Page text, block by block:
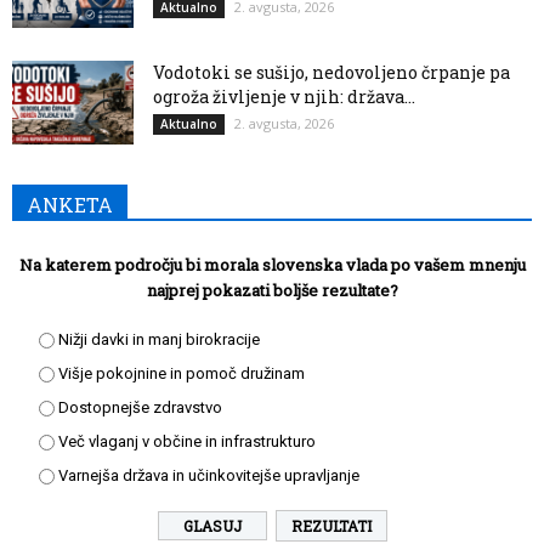
Aktualno 2. avgusta, 2026
Vodotoki se sušijo, nedovoljeno črpanje pa
ogroža življenje v njih: država...
Aktualno 2. avgusta, 2026
ANKETA
Na katerem področju bi morala slovenska vlada po vašem mnenju
najprej pokazati boljše rezultate?
Nižji davki in manj birokracije
Višje pokojnine in pomoč družinam
Dostopnejše zdravstvo
Več vlaganj v občine in infrastrukturo
Varnejša država in učinkovitejše upravljanje
REZULTATI